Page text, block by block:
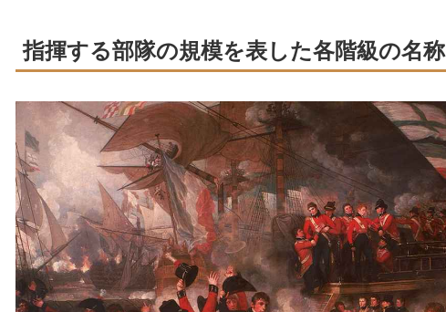
指揮する部隊の規模を表した各階級の名称